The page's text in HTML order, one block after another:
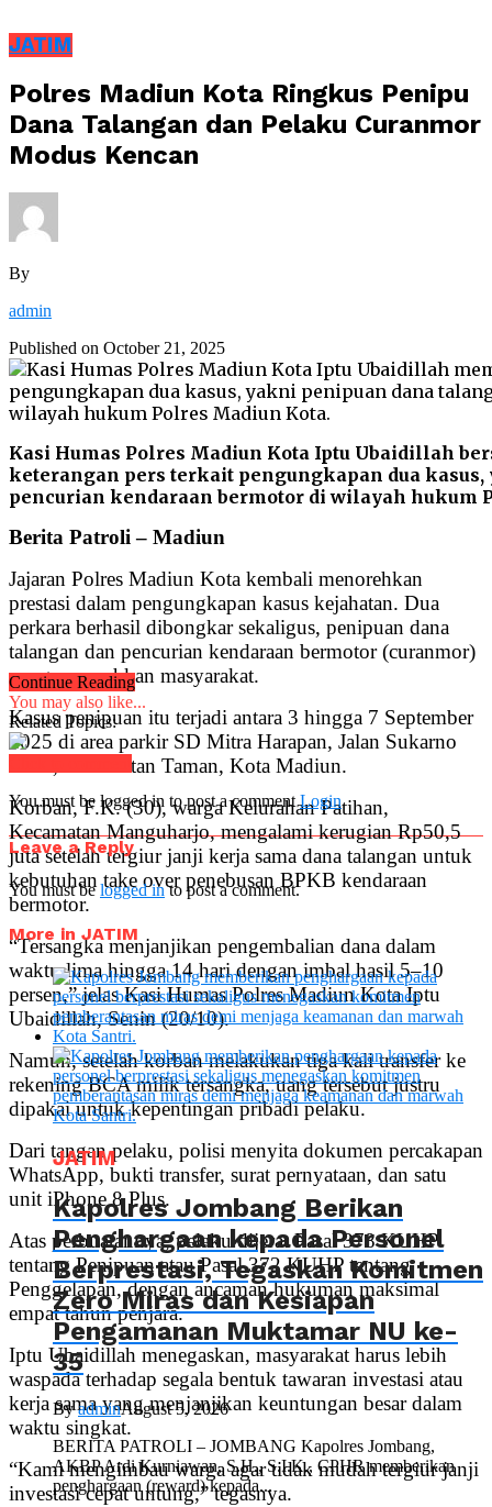
JATIM
Polres Madiun Kota Ringkus Penipu
Dana Talangan dan Pelaku Curanmor
Modus Kencan
By
admin
Published on October 21, 2025
Kasi Humas Polres Madiun Kota Iptu Ubaidillah
keterangan pers terkait pengungkapan dua
pencurian kendaraan bermotor di wilayah hukum
Berita Patroli – Madiun
Jajaran Polres Madiun Kota kembali menorehkan
prestasi dalam pengungkapan kasus kejahatan. Dua
perkara berhasil dibongkar sekaligus, penipuan dana
talangan dan pencurian kendaraan bermotor (curanmor)
yang meresahkan masyarakat.
Kasus penipuan itu terjadi antara 3 hingga 7 September
2025 di area parkir SD Mitra Harapan, Jalan Sukarno
Hatta, Kecamatan Taman, Kota Madiun.
Korban, F.K. (30), warga Kelurahan Patihan,
Kecamatan Manguharjo, mengalami kerugian Rp50,5
juta setelah tergiur janji kerja sama dana talangan untuk
kebutuhan take over penebusan BPKB kendaraan
bermotor.
“Tersangka menjanjikan pengembalian dana dalam
waktu lima hingga 14 hari dengan imbal hasil 5–10
persen,” jelas Kasi Humas Polres Madiun Kota Iptu
Ubaidillah, Senin (20/10).
Namun, setelah korban melakukan tiga kali transfer ke
rekening BCA milik tersangka, uang tersebut justru
dipakai untuk kepentingan pribadi pelaku.
Dari tangan pelaku, polisi menyita dokumen percakapan
WhatsApp, bukti transfer, surat pernyataan, dan satu
unit iPhone 8 Plus.
Atas perbuatannya, pelaku dijerat Pasal 378 KUHP
tentang Penipuan atau Pasal 372 KUHP tentang
Penggelapan, dengan ancaman hukuman maksimal
empat tahun penjara.
Iptu Ubaidillah menegaskan, masyarakat harus lebih
waspada terhadap segala bentuk tawaran investasi atau
kerja sama yang menjanjikan keuntungan besar dalam
waktu singkat.
“Kami mengimbau warga agar tidak mudah tergiur janji
investasi cepat untung,” tegasnya.
Continue Reading
You may also like...
Related Topics:
You must be logged in to post a commentLogin
Leave a Reply
You must belogged into post a comment.
More in JATIM
JATIM
Kapolres Jombang Berikan
Penghargaan kepada Personel
Berprestasi, Tegaskan Komitmen
Zero Miras dan Kesiapan
Pengamanan Muktamar NU ke-
35
ByadminAugust 5, 2026
BERITA PATROLI – JOMBANG Kapolres Jombang,
AKBP Ardi Kurniawan, S.H., S.I.K., CPHR memberikan
penghargaan (reward) kepada...